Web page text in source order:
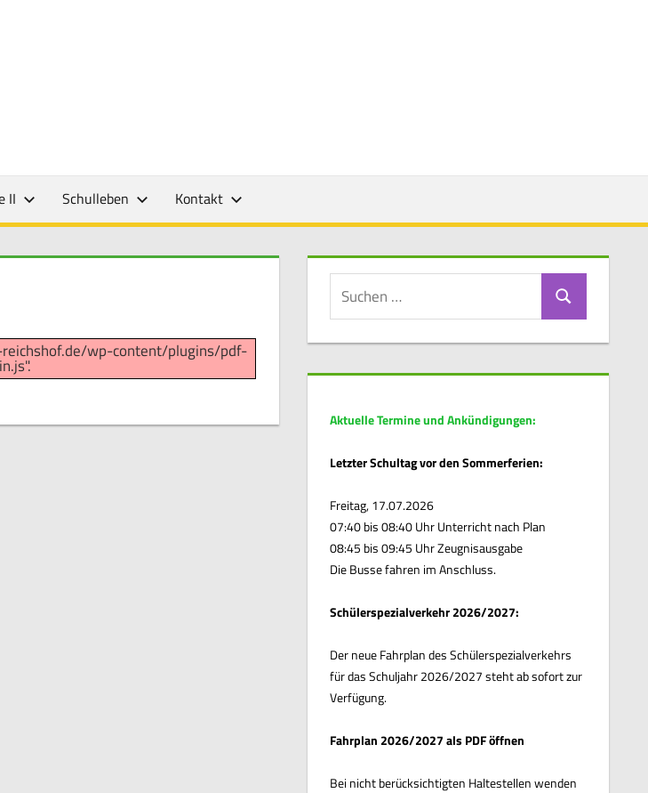
II Schulleben Kontakt
wp-content/plugins/pdf-
Suchen
Aktuelle Termine und Ankündigungen:
Letzter Schultag vor den Sommerferien:
Freitag, 17.07.2026
07:40 bis 08:40 Uhr Unterricht nach Plan
08:45 bis 09:45 Uhr Zeugnisausgabe
Die Busse fahren im Anschluss.
Schülerspezialverkehr 2026/2027:
Der neue Fahrplan des Schülerspezialverkehrs
für das Schuljahr 2026/2027 steht ab sofort zur
Verfügung.
Fahrplan 2026/2027 als PDF öffnen
Bei nicht berücksichtigten Haltestellen wenden